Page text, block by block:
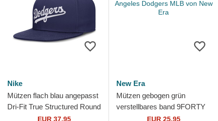
Nike
Mützen flach blau angepasst
Dri-Fit True Structured Round
Bill der Los Angeles Dodgers
EUR 37,95
New Era
Mützen gebogen grün
verstellbares band 9FORTY
League Essential der Los
EUR 25,95